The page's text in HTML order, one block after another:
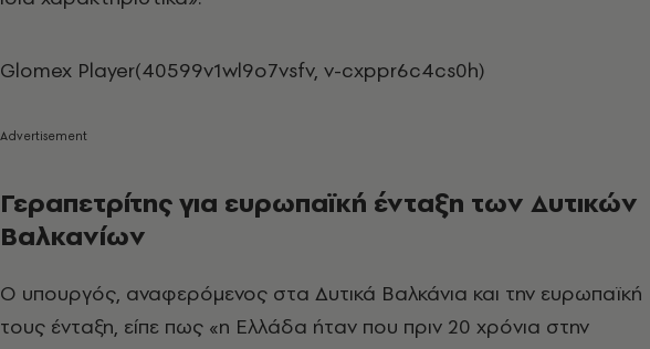
Glomex Player(40599v1wl9o7vsfv, v-cxppr6c4cs0h)
Γεραπετρίτης για ευρωπαϊκή ένταξη των Δυτικών
Βαλκανίων
Ο υπουργός, αναφερόμενος στα Δυτικά Βαλκάνια και την ευρωπαϊκή
τους ένταξη, είπε πως «η Ελλάδα ήταν που πριν 20 χρόνια στην